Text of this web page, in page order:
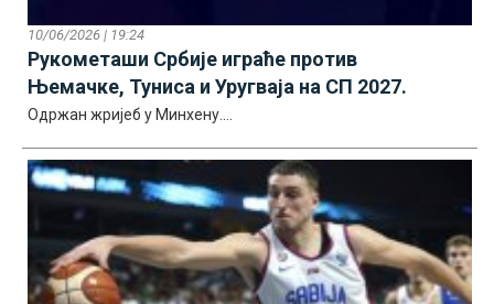
10/06/2026 | 19:24
Рукометаши Србије играће против
Њемачке, Туниса и Уругваја на СП 2027.
Одржан жријеб у Минхену....